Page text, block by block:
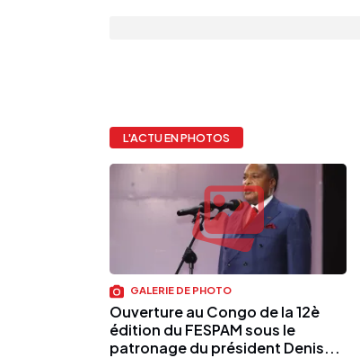
L'ACTU EN PHOTOS
GALERIE DE PHOTO
Ouverture au Congo de la 12è
édition du FESPAM sous le
patronage du président Denis...